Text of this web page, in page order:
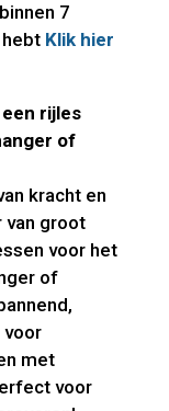
7
Klik hier
een rijles
of
kracht en
van groot
voor het
of
voor
met
voor